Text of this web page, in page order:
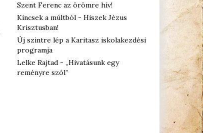
Szent Ferenc az örömre hív!
Kincsek a múltból - Hiszek Jézus
Krisztusban!
Új szintre lép a Karitasz iskolakezdési
programja
Lelke Rajtad - „Hivatásunk egy
reményre szól”